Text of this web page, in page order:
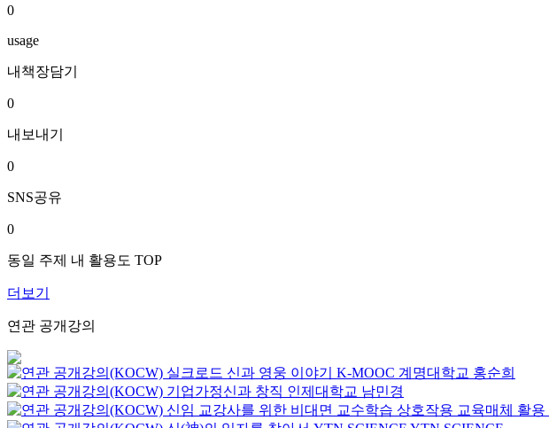
0
usage
내책장담기
0
내보내기
0
SNS공유
0
동일 주제 내 활용도 TOP
더보기
연관 공개강의
실크로드 신과 영웅 이야기 K-MOOC 계명대학교 홍순희
기업가정신과 창직 인제대학교 남민경
신임 교강사를 위한 비대면 교수학습 상호작용 교육매체 활용